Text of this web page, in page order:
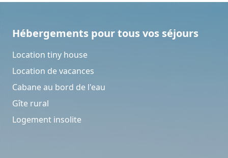
Hébergements pour tous vos séjours
Location tiny house
Location de vacances
Cabane au bord de l'eau
Gîte rural
Logement insolite